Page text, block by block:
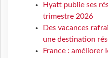
Hyatt publie ses
trimestre 2026
Des vacances
une destination
France : améliorer